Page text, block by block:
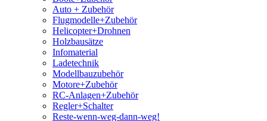
Auto + Zubehör
Flugmodelle+Zubehör
Helicopter+Drohnen
Holzbausätze
Infomaterial
Ladetechnik
Modellbauzubehör
Motore+Zubehör
RC-Anlagen+Zubehör
Regler+Schalter
Reste-wenn-weg-dann-weg!